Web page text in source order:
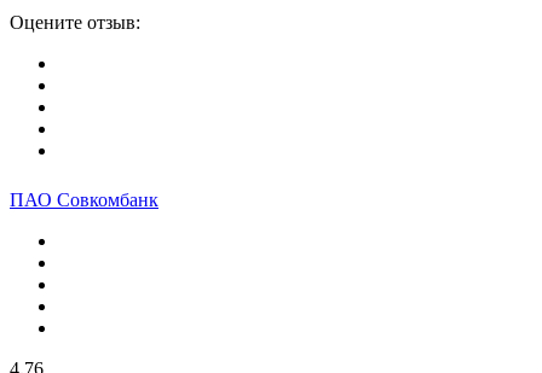
Оцените отзыв:
ПАО Совкомбанк